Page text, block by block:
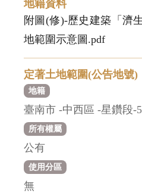
地籍資料
附圖(修)-歷史建築「濟
地範圍示意圖.pdf
定著土地範圍(公告地號)
地籍
臺南市 -中西區 -星鑽段-
所有權屬
公有
使用分區
無